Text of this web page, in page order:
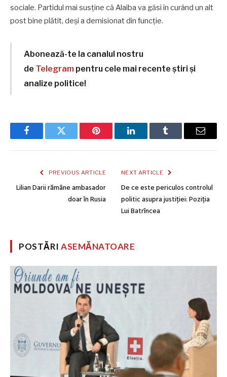
sociale. Partidul mai susține că Alaiba va găsi în curând un alt
post bine plătit, deși a demisionat din funcție.
Abonează-te la canalul nostru
de Telegram pentru cele mai recente știri și
analize politice!
FacebookTwitter Pinterest LinkedInTumblr Email
PREVIOUS ARTICLE
Lilian Darii rămâne ambasador
doar în Rusia
NEXT ARTICLE
De ce este periculos controlul
politic asupra justiției: Poziția
Lui Batrîncea
POSTĂRIASEMĂNATOARE